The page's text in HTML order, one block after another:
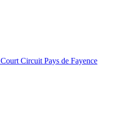
Court Circuit Pays de Fayence